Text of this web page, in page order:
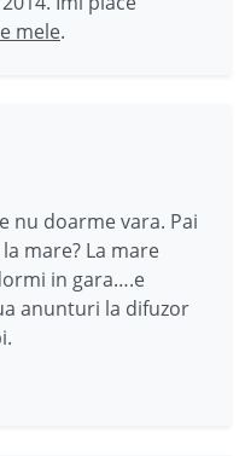
mele.
nu doarme vara. Pai
mare? La mare
in gara….e
anunturi la difuzor